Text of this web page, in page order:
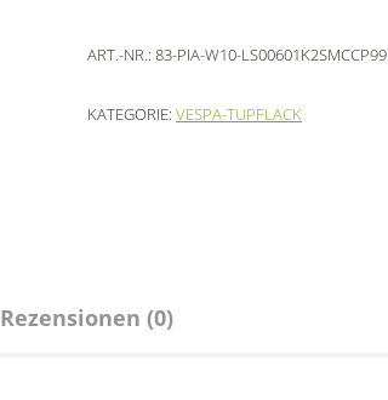
ART.-NR.: 83-PIA-W10-LS00601K2SMCCP99
KATEGORIE: VESPA-TUPFLACK
Rezensionen (0)